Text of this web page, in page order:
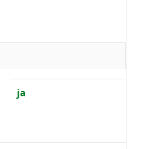
ja